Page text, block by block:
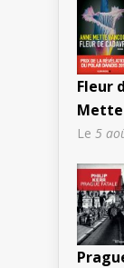
Fleur
Mette
Le 5